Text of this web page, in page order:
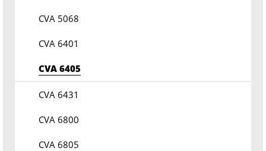
CVA 5068
CVA 6401
CVA 6405
CVA 6431
CVA 6800
CVA 6805